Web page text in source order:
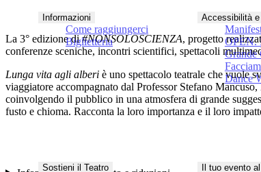
Informazioni
Come raggiungerci
Biglietteria
Accessibilità
OPEN.
Grande
Dance
Sostieni il Teatro Il tuo evento
La 3° edizione di#NONSOLOSCIENZA, progetto
conferenze sceniche, incontri scientifici, spettacoli
Lunga vita agli alberi è uno spettacolo teatrale che vuole
viaggiatore accompagnato dal Professor Stefano Mancuso,
coinvolgendo il pubblico in una atmosfera di grande
fusto e chioma. Racconta la loro importanza e il loro